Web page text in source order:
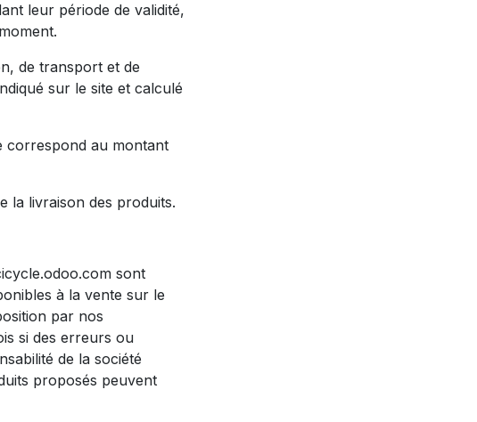
leur période de validité,
de transport et de
sur le site et calculé
correspond au montant
la livraison des produits.
sont
à la vente sur le
par nos
si des erreurs ou
de la société
proposés peuvent